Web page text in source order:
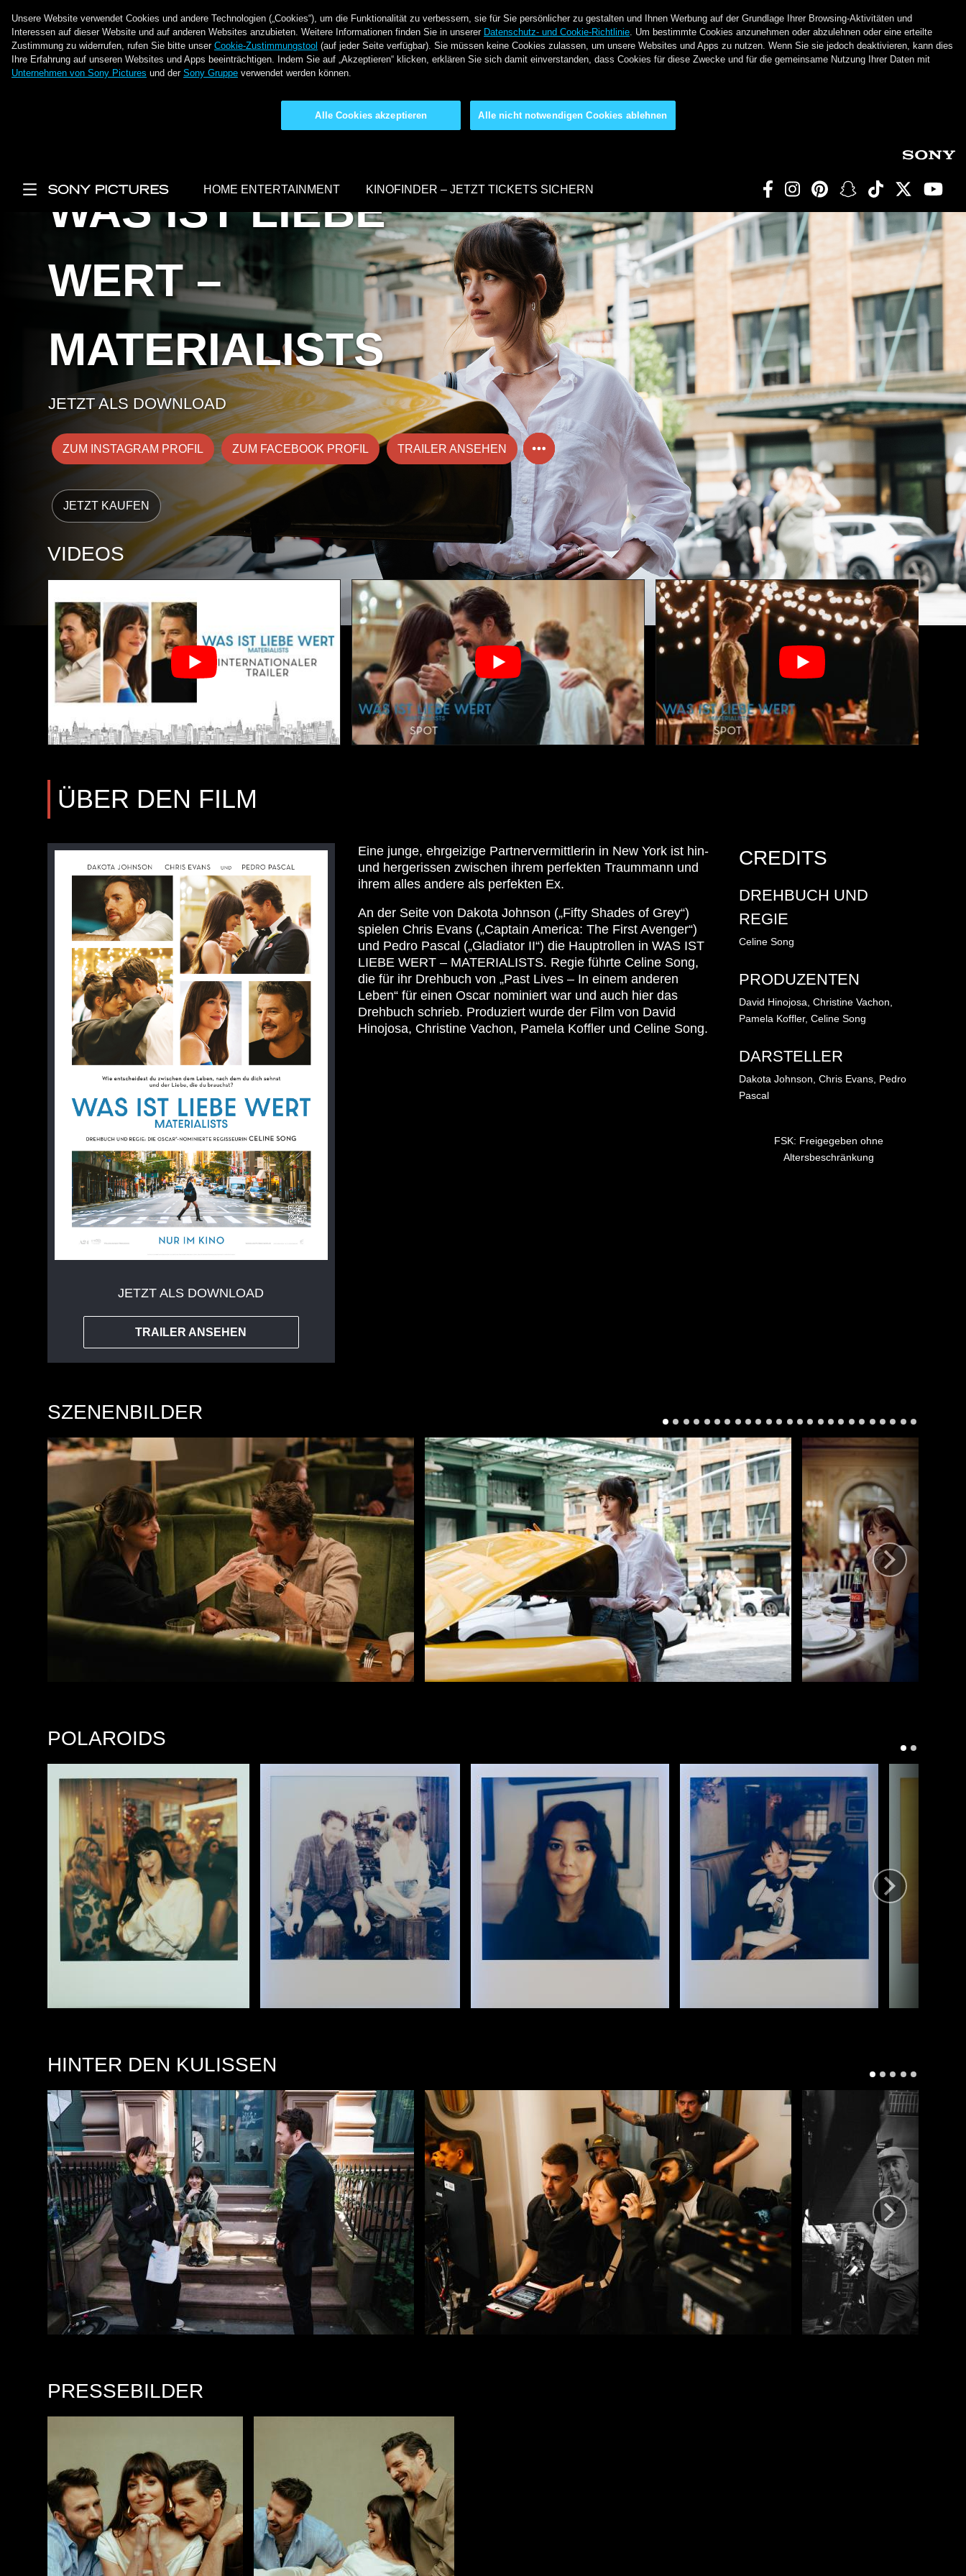
Unsere Website verwendet Cookies und andere Technologien („Cookies“), um die Funktionalität zu verbessern, sie für Sie persönlicher zu gestalten und Ihnen Werbung auf der Grundlage Ihrer Browsing-Aktivitäten und
Interessen auf dieser Website und auf anderen Websites anzubieten. Weitere Informationen finden Sie in unserer Datenschutz- und Cookie-Richtlinie. Um bestimmte Cookies anzunehmen oder abzulehnen oder eine erteilte
Zustimmung zu widerrufen, rufen Sie bitte unser Cookie-Zustimmungstool (auf jeder Seite verfügbar). Sie müssen keine Cookies zulassen, um unsere Websites und Apps zu nutzen. Wenn Sie sie jedoch deaktivieren, kann dies
Ihre Erfahrung auf unseren Websites und Apps beeinträchtigen. Indem Sie auf „Akzeptieren“ klicken, erklären Sie sich damit einverstanden, dass Cookies für diese Zwecke und für die gemeinsame Nutzung Ihrer Daten mit
Unternehmen von Sony Pictures und der Sony Gruppe verwendet werden können.
Alle nicht notwendigen Cookies ablehnen
Alle Cookies akzeptieren
HOME ENTERTAINMENT KINOFINDER – JETZT TICKETS SICHERN Social Links
WAS IST LIEBE
WERT –
MATERIALISTS
JETZT ALS DOWNLOAD
ZUM INSTAGRAM PROFIL ZUM FACEBOOK PROFIL TRAILER ANSEHEN
VIDEOS
ÜBER DEN FILM
JETZT ALS DOWNLOAD
TRAILER ANSEHEN
Eine junge, ehrgeizige Partnervermittlerin in New York ist hin-
und hergerissen zwischen ihrem perfekten Traummann und
ihrem alles andere als perfekten Ex.
An der Seite von Dakota Johnson („Fifty Shades of Grey“)
spielen Chris Evans („Captain America: The First Avenger“)
und Pedro Pascal („Gladiator II“) die Hauptrollen in WAS IST
LIEBE WERT – MATERIALISTS. Regie führte Celine Song,
die für ihr Drehbuch von „Past Lives – In einem anderen
Leben“ für einen Oscar nominiert war und auch hier das
Drehbuch schrieb. Produziert wurde der Film von David
Hinojosa, Christine Vachon, Pamela Koffler und Celine Song.
CREDITS
DREHBUCH UND
REGIE
Celine Song
PRODUZENTEN
David Hinojosa, Christine Vachon,
Pamela Koffler, Celine Song
DARSTELLER
Dakota Johnson, Chris Evans, Pedro
Pascal
FSK: Freigegeben ohne
Altersbeschränkung
SZENENBILDER
POLAROIDS
HINTER DEN KULISSEN
PRESSEBILDER